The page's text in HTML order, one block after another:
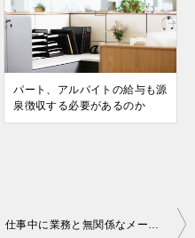
パート、アルバイトの給与も源
泉徴収する必要があるのか
仕事中に業務と無関係なメールをする従業員を処分できるか